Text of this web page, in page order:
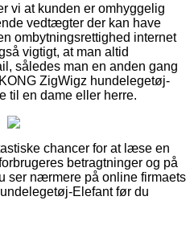
vi at kunden er omhyggelig
vedtægter der kan have
ombytningsrettighed internet
vigtigt, at man altid
således man en anden gang
ZigWigz hundelegetøj-
til en dame eller herre.
chancer for at læse en
betragtninger og på
ser nærmere på online firmaets
Elefant før du